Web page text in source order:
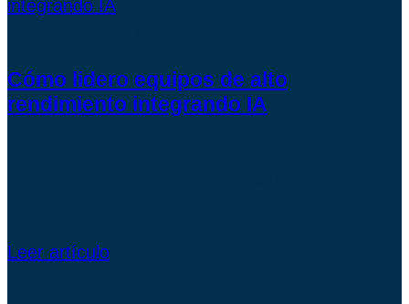
Cómo lidero equipos de alto
rendimiento integrando IA
Leer artículo